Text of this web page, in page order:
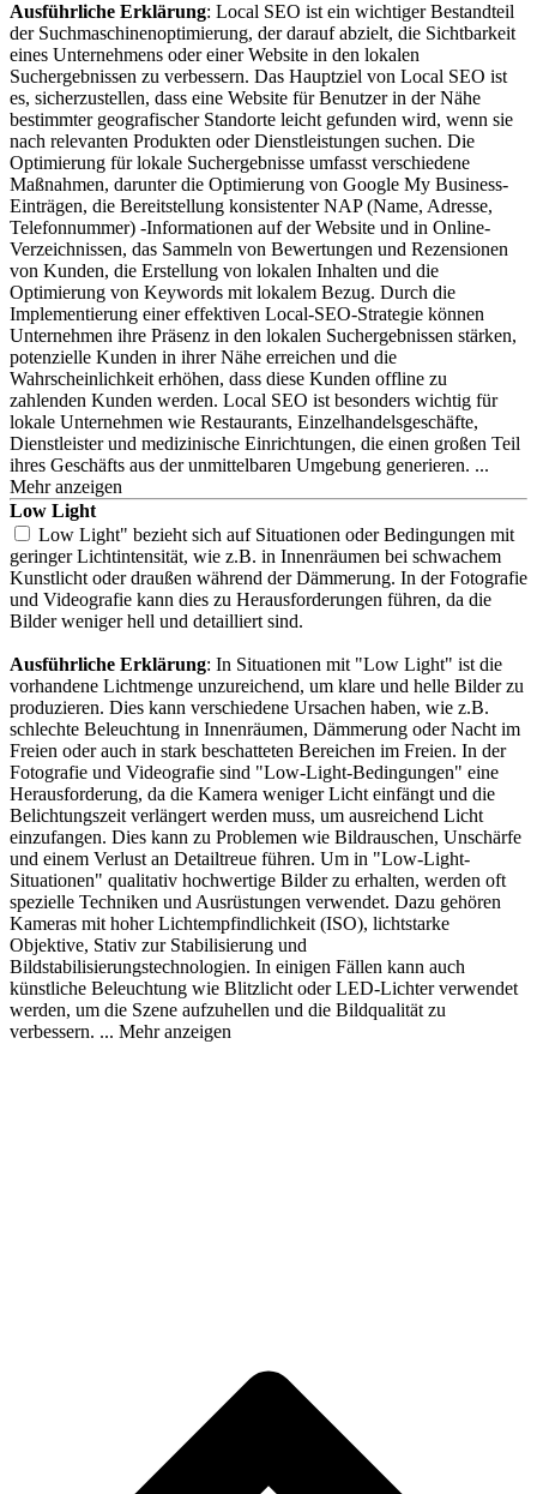
Ausführliche Erklärung: Local SEO ist ein wichtiger Bestandteil
der Suchmaschinenoptimierung, der darauf abzielt, die Sichtbarkeit
eines Unternehmens oder einer Website in den lokalen
Suchergebnissen zu verbessern. Das Hauptziel von Local SEO ist
es, sicherzustellen, dass eine Website für Benutzer in der Nähe
bestimmter geografischer Standorte leicht gefunden wird, wenn sie
nach relevanten Produkten oder Dienstleistungen suchen. Die
Optimierung für lokale Suchergebnisse umfasst verschiedene
Maßnahmen, darunter die Optimierung von Google My Business-
Einträgen, die Bereitstellung konsistenter NAP (Name, Adresse,
Telefonnummer) -Informationen auf der Website und in Online-
Verzeichnissen, das Sammeln von Bewertungen und Rezensionen
von Kunden, die Erstellung von lokalen Inhalten und die
Optimierung von Keywords mit lokalem Bezug. Durch die
Implementierung einer effektiven Local-SEO-Strategie können
Unternehmen ihre Präsenz in den lokalen Suchergebnissen stärken,
potenzielle Kunden in ihrer Nähe erreichen und die
Wahrscheinlichkeit erhöhen, dass diese Kunden offline zu
zahlenden Kunden werden. Local SEO ist besonders wichtig für
lokale Unternehmen wie Restaurants, Einzelhandelsgeschäfte,
Dienstleister und medizinische Einrichtungen, die einen großen Teil
ihres Geschäfts aus der unmittelbaren Umgebung generieren.
Low Light
Low Light" bezieht sich auf Situationen oder Bedingungen mit
geringer Lichtintensität, wie z.B. in Innenräumen bei schwachem
Kunstlicht oderdraußen während der Dämmerung. In der Fotografie
und Videografie kann dies zu Herausforderungen führen, da die
Bilder weniger hell und detailliert sind.
Ausführliche Erklärung: In Situationen mit "Low Light" ist die
vorhandene Lichtmenge unzureichend, um klare und helle Bilder zu
produzieren. Dies kann verschiedene Ursachen haben, wie z.B.
schlechte Beleuchtung in Innenräumen, Dämmerung oder Nacht im
Freien oder auch in stark beschatteten Bereichen im Freien. In der
Fotografie und Videografie sind "Low-Light-Bedingungen" eine
Herausforderung, da die Kamera weniger Licht einfängt und die
Belichtungszeit verlängert werden muss, um ausreichend Licht
einzufangen. Dies kann zu Problemen wie Bildrauschen, Unschärfe
und einem Verlust an Detailtreue führen. Um in "Low-Light-
Situationen" qualitativ hochwertige Bilder zu erhalten, werden oft
spezielle Techniken und Ausrüstungen verwendet. Dazu gehören
Kameras mit hoher Lichtempfindlichkeit (ISO), lichtstarke
Objektive, Stativ zur Stabilisierung und
Bildstabilisierungstechnologien. In einigen Fällen kann auch
künstliche Beleuchtung wie Blitzlicht oder LED-Lichter verwendet
werden, um die Szene aufzuhellen und die Bildqualität zu
verbessern.